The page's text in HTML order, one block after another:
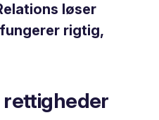
løser
rigtig,
rettigheder